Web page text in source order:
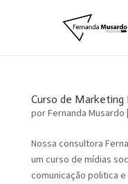
Curso de Marketing
porFernanda Musardo |
Nossa consultora
um curso de mídias
comunicação politica